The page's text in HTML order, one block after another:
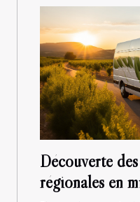
Découverte
régionales en